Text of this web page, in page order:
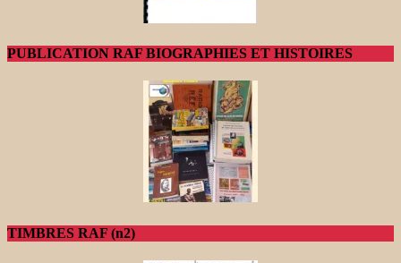
PUBLICATION RAF BIOGRAPHIES ET HISTOIRES
TIMBRES RAF (n2)